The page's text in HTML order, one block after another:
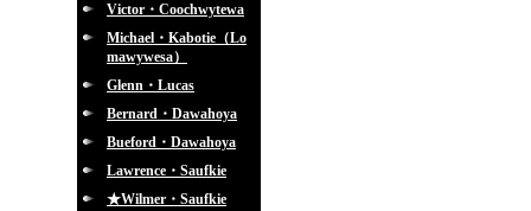
Victor・Coochwytewa
Michael・Kabotie（Lo
mawywesa）
Glenn・Lucas
Bernard・Dawahoya
Bueford・Dawahoya
Lawrence・Saufkie
★Wilmer・Saufkie